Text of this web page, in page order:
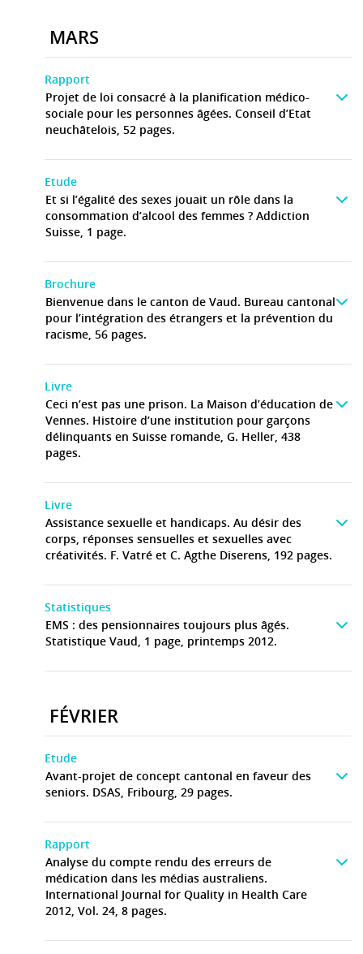
MARS
Rapport
Projet de loi consacré à la planification médico-
sociale pour les personnes âgées. Conseil d’Etat
neuchâtelois, 52 pages.
Etude
Et si l’égalité des sexes jouait un rôle dans la
consommation d’alcool des femmes ? Addiction
Suisse, 1 page.
Brochure
Bienvenue dans le canton de Vaud. Bureau cantonal
pour l’intégration des étrangers et la prévention du
racisme, 56 pages.
Livre
Ceci n’est pas une prison. La Maison d’éducation de
Vennes. Histoire d’une institution pour garçons
délinquants en Suisse romande, G. Heller, 438
pages.
Livre
Assistance sexuelle et handicaps. Au désir des
corps, réponses sensuelles et sexuelles avec
créativités. F. Vatré et C. Agthe Diserens, 192 pages.
Statistiques
EMS : des pensionnaires toujours plus âgés.
Statistique Vaud, 1 page, printemps 2012.
FÉVRIER
Etude
Avant-projet de concept cantonal en faveur des
seniors. DSAS, Fribourg, 29 pages.
Rapport
Analyse du compte rendu des erreurs de
médication dans les médias australiens.
International Journal for Quality in Health Care
2012, Vol. 24, 8 pages.